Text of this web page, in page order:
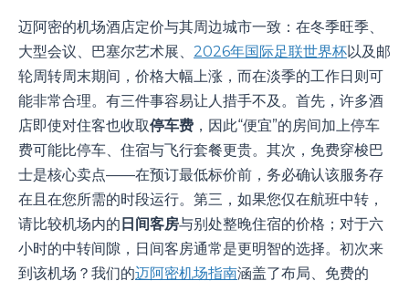
迈阿密的机场酒店定价与其周边城市一致：在冬季旺季、
大型会议、巴塞尔艺术展、 2026年国际足联世界杯以及邮
轮周转周末期间，价格大幅上涨，而在淡季的工作日则可
能非常合理。有三件事容易让人措手不及。首先，许多酒
店即使对住客也收取停车费 ，因此“便宜”的房间加上停车
费可能比停车、住宿与飞行套餐更贵。其次，免费穿梭巴
士是核心卖点——在预订最低标价前，务必确认该服务存
在且在您所需的时段运行。第三，如果您仅在航班中转，
请比较机场内的 日间客房与别处整晚住宿的价格；对于六
小时的中转间隙，日间客房通常是更明智的选择。初次来
到该机场？我们的迈阿密机场指南涵盖了布局、免费的